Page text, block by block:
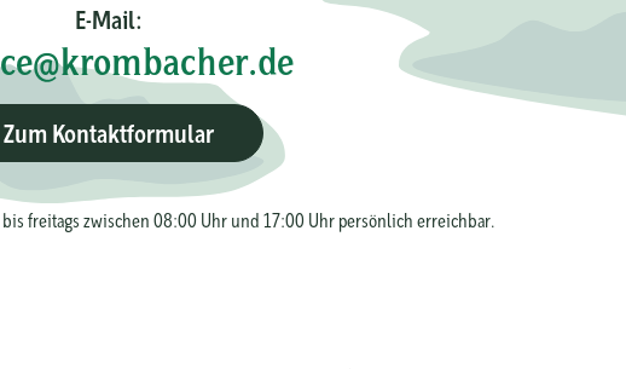
E-Mail:
Zum Kontaktformular
bis freitags zwischen 08:00 Uhr und 17:00 Uhr persönlich erreichbar.